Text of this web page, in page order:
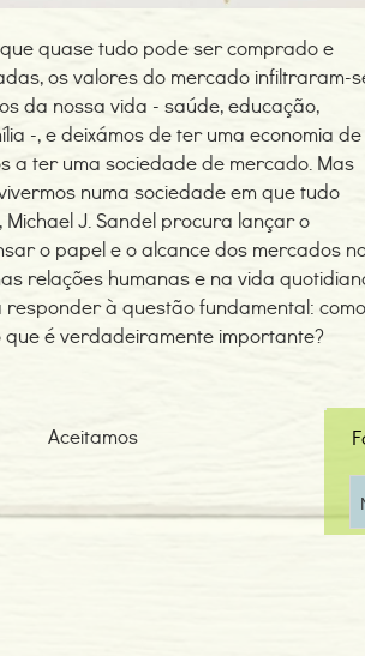
quase tudo pode ser comprado e
os valores do mercado infiltraram-
da nossa vida - saúde, educação,
-, e deixámos de ter uma economia de
a ter uma sociedade de mercado. Mas
numa sociedade em que tudo
J. Sandel procura lançar o
o papel e o alcance dos mercados
relações humanas e na vida
responder à questão fundamental: como
é verdadeiramente importante?
Aceitamos